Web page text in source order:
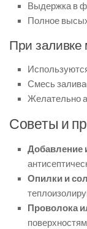
Выдержка в
Полное
При заливке
Смесь
Желательно
Советы и
Добавление
Опилки и
Проволока